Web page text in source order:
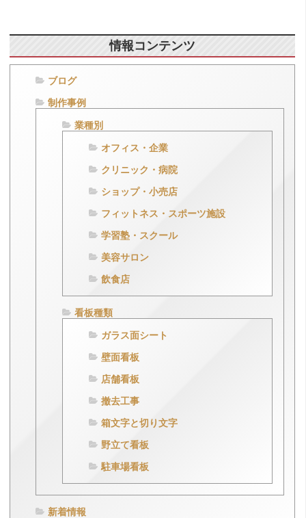
情報コンテンツ
ブログ
制作事例
業種別
オフィス・企業
クリニック・病院
ショップ・小売店
フィットネス・スポーツ施設
学習塾・スクール
美容サロン
飲食店
看板種類
ガラス面シート
壁面看板
店舗看板
撤去工事
箱文字と切り文字
野立て看板
駐車場看板
新着情報